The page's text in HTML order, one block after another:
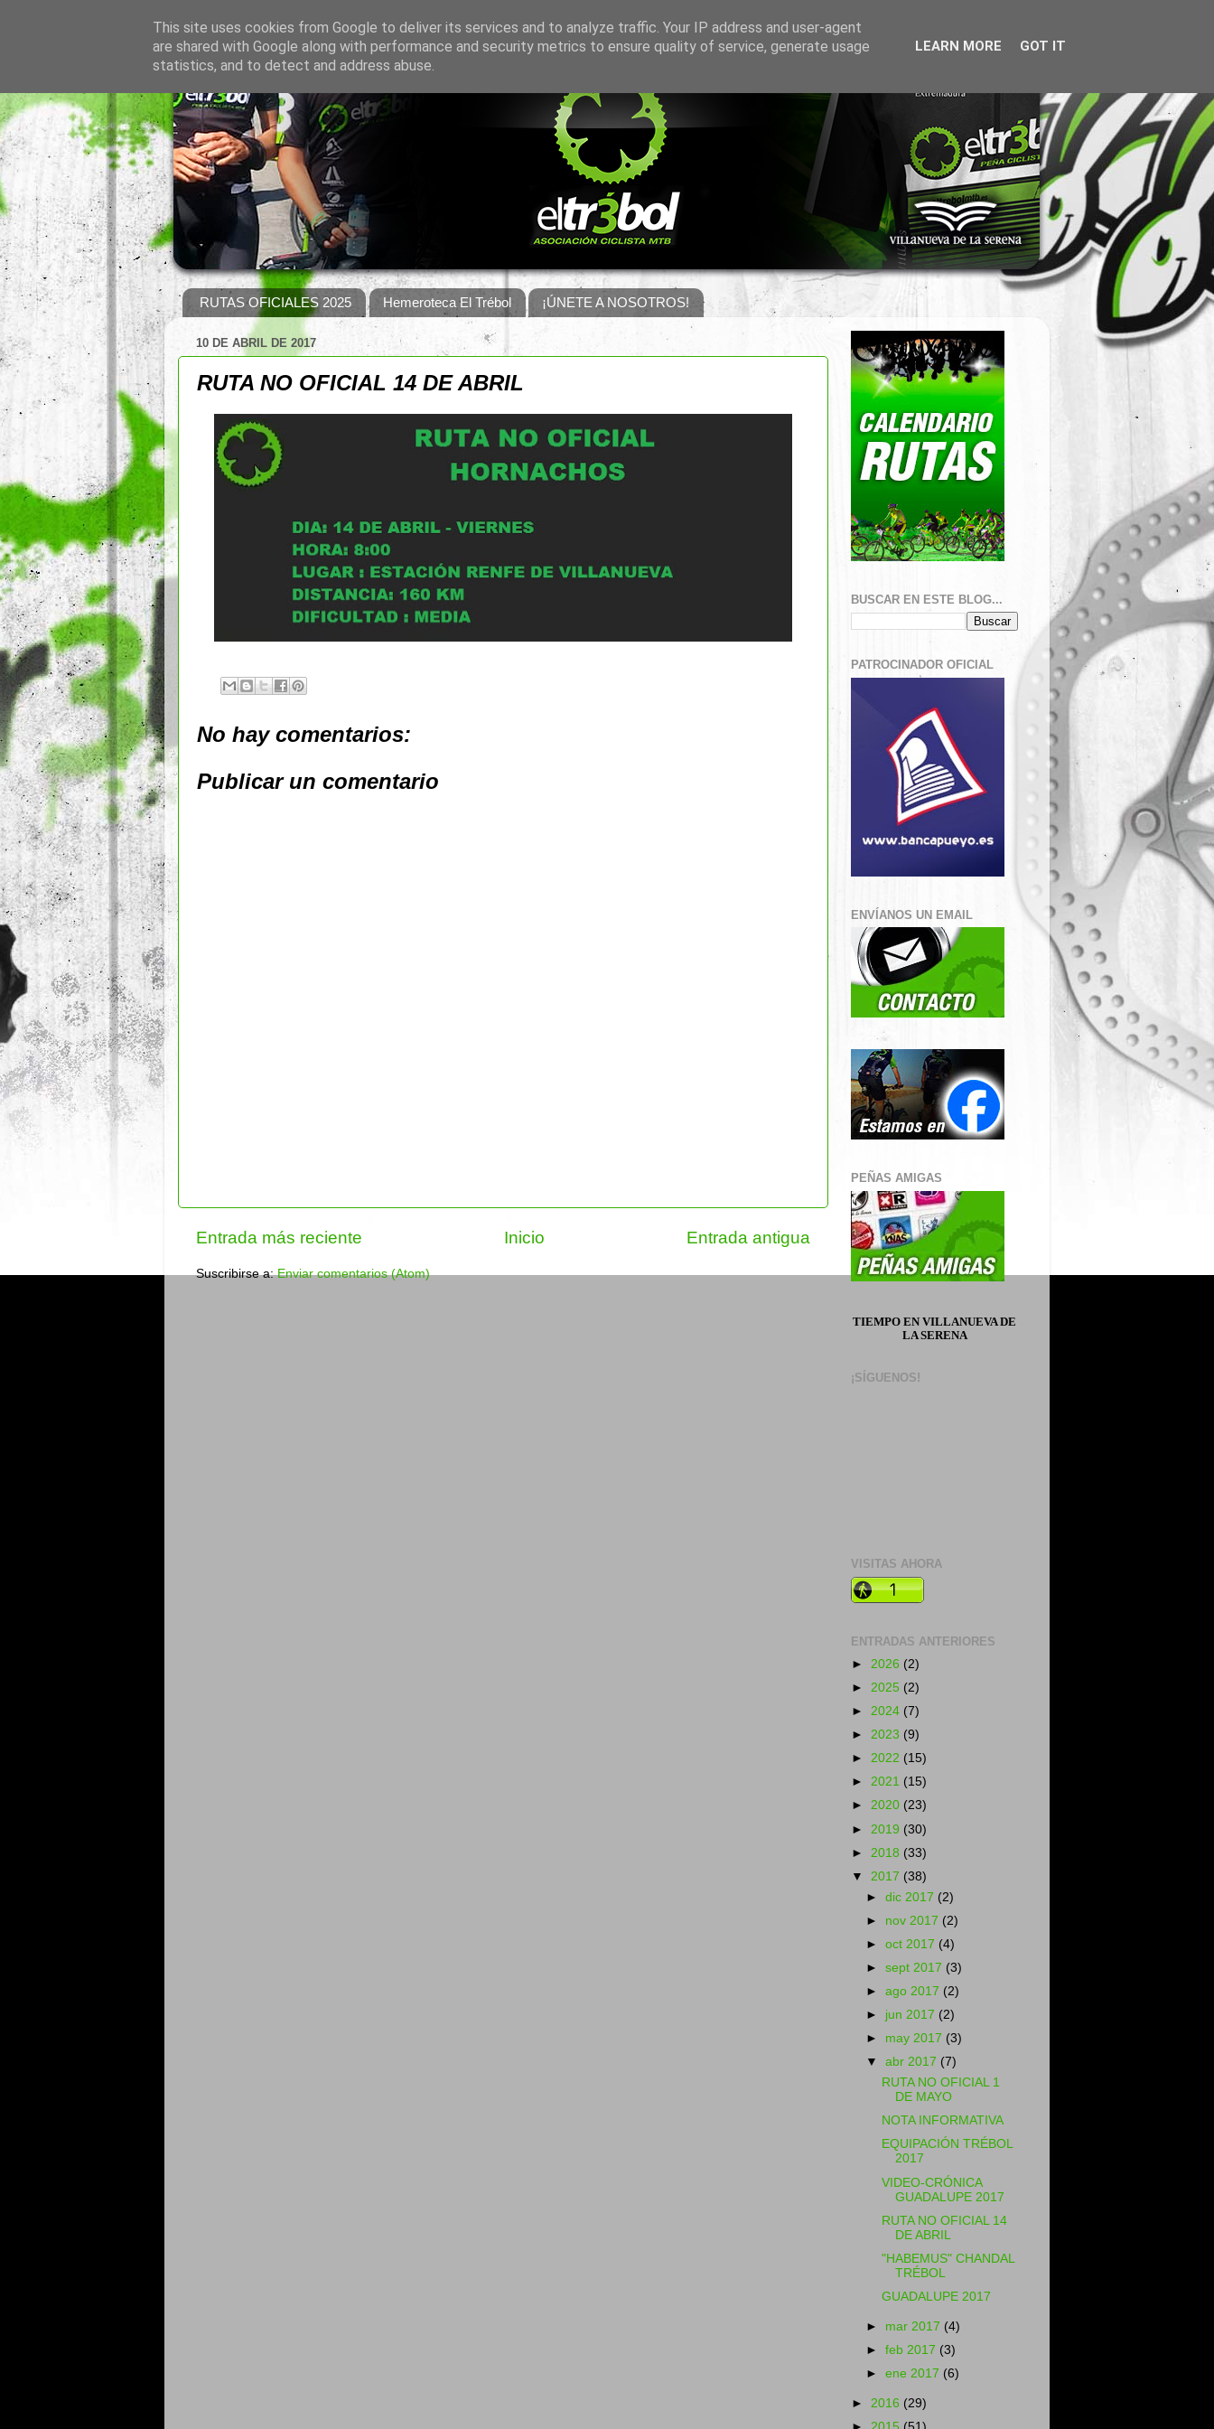
RUTAS OFICIALES 2025 Hemeroteca El Trébol ¡ÚNETE A NOSOTROS!
10 DE ABRIL DE 2017
RUTA NO OFICIAL 14 DE ABRIL
No hay comentarios:
Publicar un comentario
Entrada más reciente Entrada antigua
Inicio
Suscribirse a:Enviar comentarios (Atom)
BUSCAR EN ESTE BLOG...
PATROCINADOR OFICIAL
ENVÍANOS UN EMAIL
PEÑAS AMIGAS
TIEMPO EN VILLANUEVA DE
LA SERENA
¡SÍGUENOS!
VISITAS AHORA
ENTRADAS ANTERIORES
► 2026 (2)
► 2025 (2)
► 2024 (7)
► 2023 (9)
► 2022 (15)
► 2021 (15)
► 2020 (23)
► 2019 (30)
► 2018 (33)
▼ 2017 (38)
►dic 2017 (2)
► nov 2017 (2)
►oct 2017 (4)
►sept 2017 (3)
►ago 2017 (2)
► jun 2017 (2)
► may 2017 (3)
▼abr 2017 (7)
RUTA NO OFICIAL 1
DE MAYO
NOTA INFORMATIVA
EQUIPACIÓN TRÉBOL
2017
VIDEO-CRÓNICA
GUADALUPE 2017
RUTA NO OFICIAL 14
DE ABRIL
"HABEMUS" CHANDAL
TRÉBOL
GUADALUPE 2017
► mar 2017 (4)
►feb 2017 (3)
►ene 2017 (6)
► 2016 (29)
This site uses cookies from Google to deliver its services and to analyze traffic. Your IP address and user-agent
are shared with Google along with performance and security metrics to ensure quality of service, generate usage
statistics, and to detect and address abuse.
LEARN MORE GOT IT